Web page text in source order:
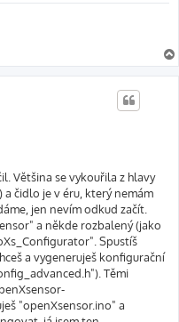
Většina se vykouřila z hlavy
a čidlo je v éru, který nemám
jen nevím odkud začít.
a někde rozbalený (jako
Spustíš
a vygeneruješ konfigurační
Těmi
"openXsensor.ino" a